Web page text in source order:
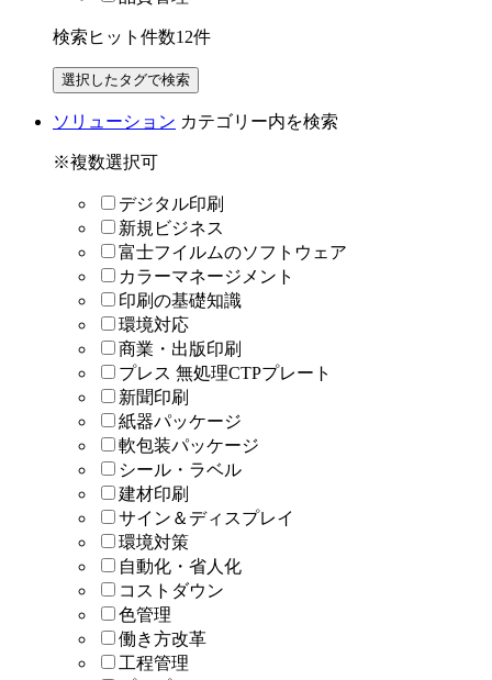
検索ヒット件数12件
ソリューション カテゴリー内を検索
※複数選択可
デジタル印刷
新規ビジネス
富士フイルムのソフトウェア
カラーマネージメント
印刷の基礎知識
環境対応
商業・出版印刷
プレス 無処理CTPプレート
新聞印刷
紙器パッケージ
軟包装パッケージ
シール・ラベル
建材印刷
サイン＆ディスプレイ
環境対策
自動化・省人化
コストダウン
色管理
働き方改革
工程管理